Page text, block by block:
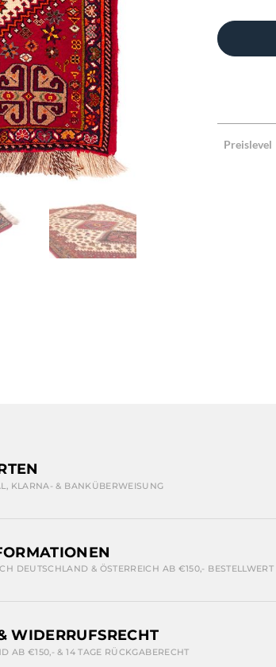
Preislevel
KLARNA- & BANKÜBERWEISUNG
DEUTSCHLAND & ÖSTERREICH AB €150,- BESTELLWERT
WIDERRUFSRECHT
AB €150,- & 14 TAGE RÜCKGABERECHT